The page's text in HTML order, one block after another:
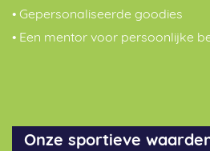
• Gepersonaliseerde goodies
• Een mentor voor persoonlijke
Onze sportieve